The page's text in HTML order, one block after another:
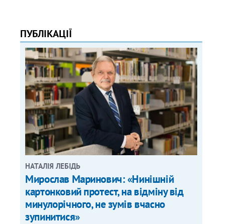
ПУБЛІКАЦІЇ
НАТАЛІЯ ЛЕБІДЬ
Мирослав Маринович: «Нинішній
картонковий протест, на відміну від
минулорічного, не зумів вчасно
зупинитися»